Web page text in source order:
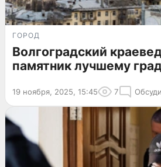
ГОРОД
Волгоградский
памятник лучшему
19 ноября, 2025, 15:45 7